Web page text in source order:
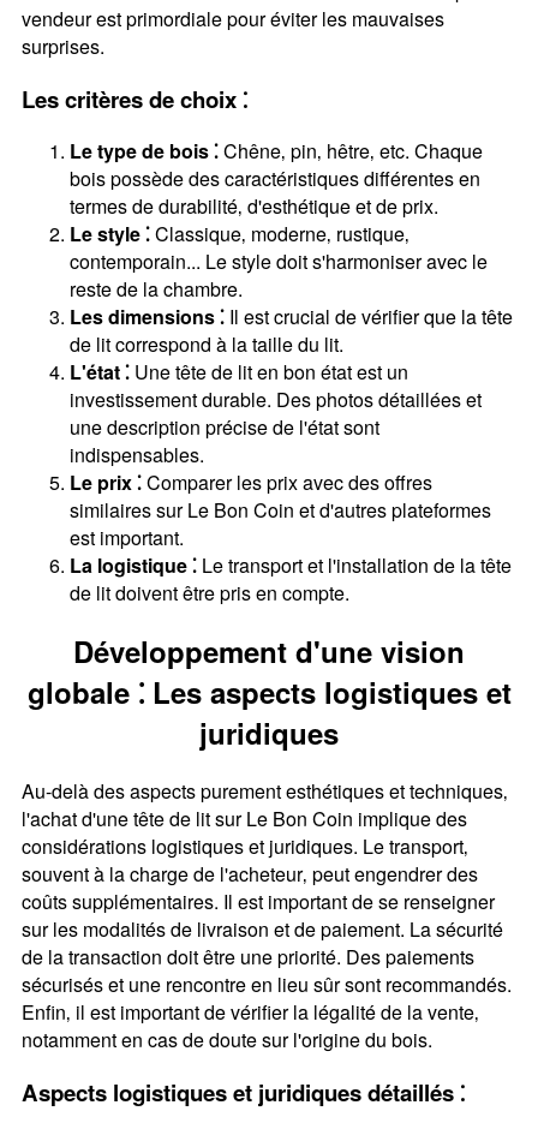
vendeur est primordiale pour éviter les mauvaises
surprises.
Les critères de choix ⁚
Le type de bois ⁚Chêne‚ pin‚ hêtre‚ etc. Chaque
bois possède des caractéristiques différentes en
termes de durabilité‚ d'esthétique et de prix.
Le style ⁚Classique‚ moderne‚ rustique‚
contemporain... Le style doit s'harmoniser avec le
reste de la chambre.
Les dimensions ⁚Il est crucial de vérifier que la tête
de lit correspond à la taille du lit.
L'état ⁚Une tête de lit en bon état est un
investissement durable. Des photos détaillées et
une description précise de l'état sont
indispensables.
Le prix ⁚Comparer les prix avec des offres
similaires sur Le Bon Coin et d'autres plateformes
est important.
La logistique ⁚Le transport et l'installation de la tête
de lit doivent être pris en compte.
Développement d'une vision
globale ⁚ Les aspects logistiques et
juridiques
Au-delà des aspects purement esthétiques et techniques‚
l'achat d'une tête de lit sur Le Bon Coin implique des
considérations logistiques et juridiques. Le transport‚
souvent à la charge de l'acheteur‚ peut engendrer des
coûts supplémentaires. Il est important de se renseigner
sur les modalités de livraison et de paiement. La sécurité
de la transaction doit être une priorité. Des paiements
sécurisés et une rencontre en lieu sûr sont recommandés.
Enfin‚ il est important de vérifier la légalité de la vente‚
notamment en cas de doute sur l'origine du bois.
Aspects logistiques et juridiques détaillés ⁚